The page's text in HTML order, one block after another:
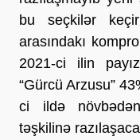
bu seçkilər
arasındakı
2021-ci ilin
“Gürcü Arzusu”
ci ildə
təşkilinə